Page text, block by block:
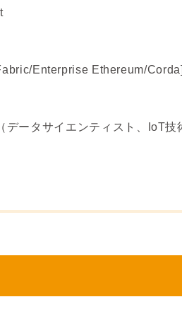
Enterprise Ethereum/Corda]
ータサイエンティスト、IoT技